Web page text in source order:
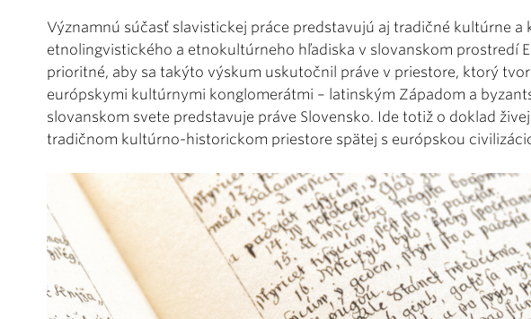
Významnú súčasť slavistickej práce predstavujú aj tradičné kultúrne a
etnolingvistického a etnokultúrneho hľadiska v slovanskom prostredí
prioritné, aby sa takýto výskum uskutočnil práve v priestore, ktorý
európskymi kultúrnymi konglomerátmi – latinským Západom a
slovanskom svete predstavuje práve Slovensko. Ide totiž o doklad
tradičnom kultúrno-historickom priestore spätej s európskou